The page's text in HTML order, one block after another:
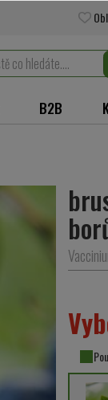
B2B